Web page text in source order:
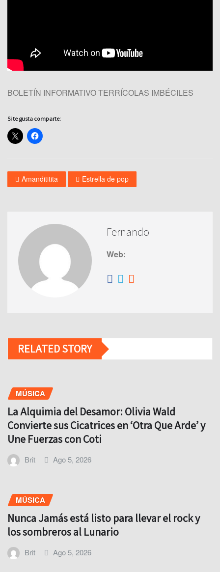
BOLETÍN INFORMATIVO TERRÍCOLAS IMBÉCILES
Si te gusta comparte:
Amandititita Estrella de pop
Fernando
Web:
RELATED STORY
MÚSICA
La Alquimia del Desamor: Olivia Wald
Convierte sus Cicatrices en ‘Otra Que Arde’ y
Une Fuerzas con Coti
Brit Ago 5, 2026
MÚSICA
Nunca Jamás está listo para llevar el rock y
los sombreros al Lunario
Brit Ago 5, 2026